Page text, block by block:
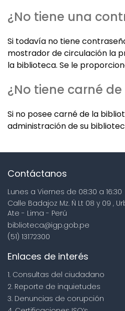
¿No tiene una
Si todavía no tiene
mostrador de circulación la
la biblioteca. Se le
¿No tiene carné
Si no posee carné de la
administración de su
Contáctanos
Lunes a Viernes de 08:30 a 16:30
Calle Badajoz Mz. Ñ Lt 08 y 09 ,
Ate - Lima - Perú
biblioteca@igp.gob.pe
(51) 13172300
Enlaces de interés
1. Consultas del ciudadano
2. Reporte de inquietudes
3. Denuncias de corupción